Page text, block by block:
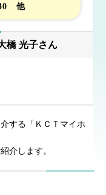
他
橋 光子さん
する「ＫＣＴマイホ
介します。